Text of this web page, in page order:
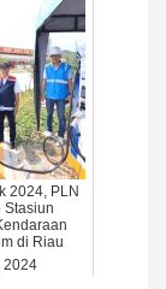
2024, PLN
Stasiun
di Riau
2024